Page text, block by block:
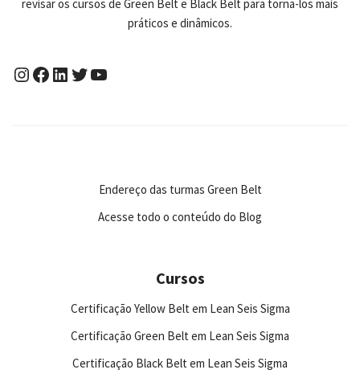
revisar os cursos de Green Belt e Black Belt para torna-los mais
práticos e dinâmicos.
Endereço das turmas Green Belt
Acesse todo o conteúdo do Blog
Cursos
Certificação Yellow Belt em Lean Seis Sigma
Certificação Green Belt em Lean Seis Sigma
Certificação Black Belt em Lean Seis Sigma